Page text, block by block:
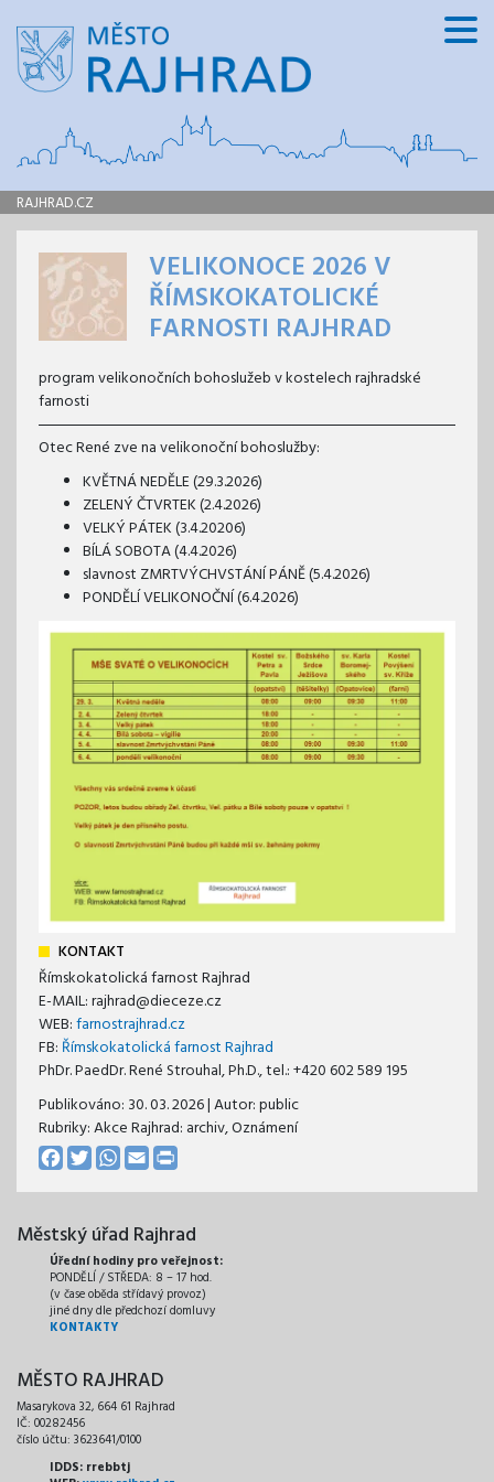
RAJHRAD.CZ
VELIKONOCE 2026 V
ŘÍMSKOKATOLICKÉ
FARNOSTI RAJHRAD
program velikonočních bohoslužeb v kostelech rajhradské
farnosti
Otec René zve na velikonoční bohoslužby:
KVĚTNÁ NEDĚLE (29.3.2026)
ZELENÝ ČTVRTEK (2.4.2026)
VELKÝ PÁTEK (3.4.20206)
BÍLÁ SOBOTA (4.4.2026)
slavnost ZMRTVÝCHVSTÁNÍ PÁNĚ (5.4.2026)
PONDĚLÍ VELIKONOČNÍ (6.4.2026)
KONTAKT
Římskokatolická farnost Rajhrad
E-MAIL: rajhrad@dieceze.cz
WEB:farnostrajhrad.cz
FB: Římskokatolická farnost Rajhrad
PhDr. PaedDr. René Strouhal, Ph.D., tel.: +420 602 589 195
Publikováno: 30. 03. 2026| Autor:public
Rubriky: Akce Rajhrad: archiv, Oznámení
Facebook
TwitterWhatsApp
Email
Městský úřad Rajhrad
Úřední hodiny pro veřejnost:
PONDĚLÍ / STŘEDA: 8 – 17 hod.
(v čase oběda střídavý provoz)
jiné dny dle předchozí domluvy
KONTAKTY
MĚSTO RAJHRAD
Masarykova 32, 664 61 Rajhrad
IČ: 00282456
číslo účtu: 3623641/0100
IDDS: rrebbtj